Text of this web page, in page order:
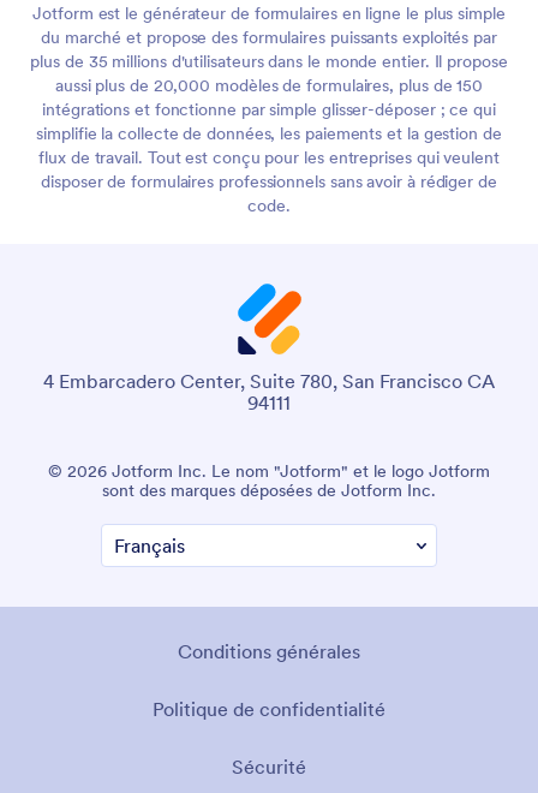
Jotform est le générateur de formulaires en ligne le plus simple
du marché et propose des formulaires puissants exploités par
plus de 35 millions d'utilisateurs dans le monde entier. Il propose
aussi plus de 20,000 modèles de formulaires, plus de 150
intégrations et fonctionne par simple glisser-déposer ; ce qui
simplifie la collecte de données, les paiements et la gestion de
flux de travail. Tout est conçu pour les entreprises qui veulent
disposer de formulaires professionnels sans avoir à rédiger de
code.
4 Embarcadero Center, Suite 780, San Francisco CA
94111
© 2026 Jotform Inc. Le nom "Jotform" et le logo Jotform
sont des marques déposées de Jotform Inc.
Conditions générales
Politique de confidentialité
Sécurité